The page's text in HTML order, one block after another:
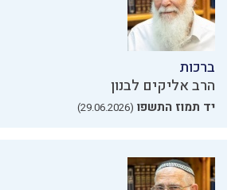
ברכות
הרב אליקים לבנון
יד תמוז התשפו (29.06.2026)